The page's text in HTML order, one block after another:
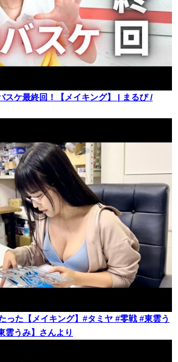
スケ最終回！【メイキング】 | まるぴ /
った【メイキング】#タミヤ #零戦 #東雲う
雲うみ】さんより